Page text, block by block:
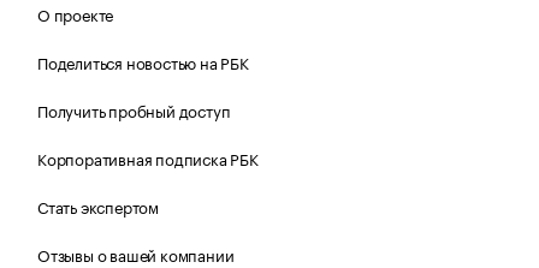
О проекте
Поделиться новостью на РБК
Получить пробный доступ
Корпоративная подписка РБК
Стать экспертом
Отзывы о вашей компании